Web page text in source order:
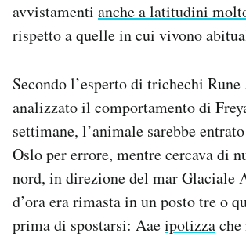
avvistamenti anche a latitudini
rispetto a quelle in cui vivono
Secondo l’esperto di trichechi Rune
analizzato il comportamento di
settimane, l’animale sarebbe
Oslo per errore, mentre cercava di
nord, in direzione del mar Glaciale
d’ora era rimasta in un posto tre o
prima di spostarsi: Aaeipotizzache